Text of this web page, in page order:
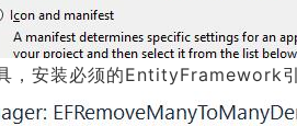
，安装必须的EntityFramework引